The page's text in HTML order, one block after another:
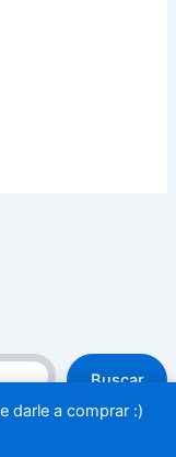
darle a comprar :)
Buscar